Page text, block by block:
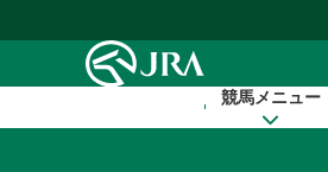
競馬メニュー